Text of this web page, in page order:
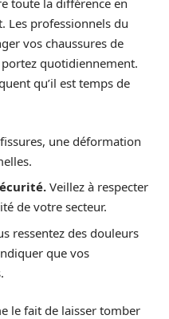
toute la différence en
Les professionnels du
vos chaussures de
quotidiennement.
qu’il est temps de
une déformation
Veillez à respecter
de votre secteur.
ressentez des douleurs
que vos
le fait de laisser tomber